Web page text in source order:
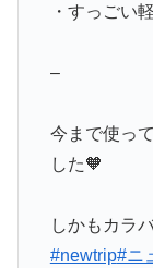
・すっごい
–
今まで使っ
した🧡
しかもカラ
#newtrip#ニ